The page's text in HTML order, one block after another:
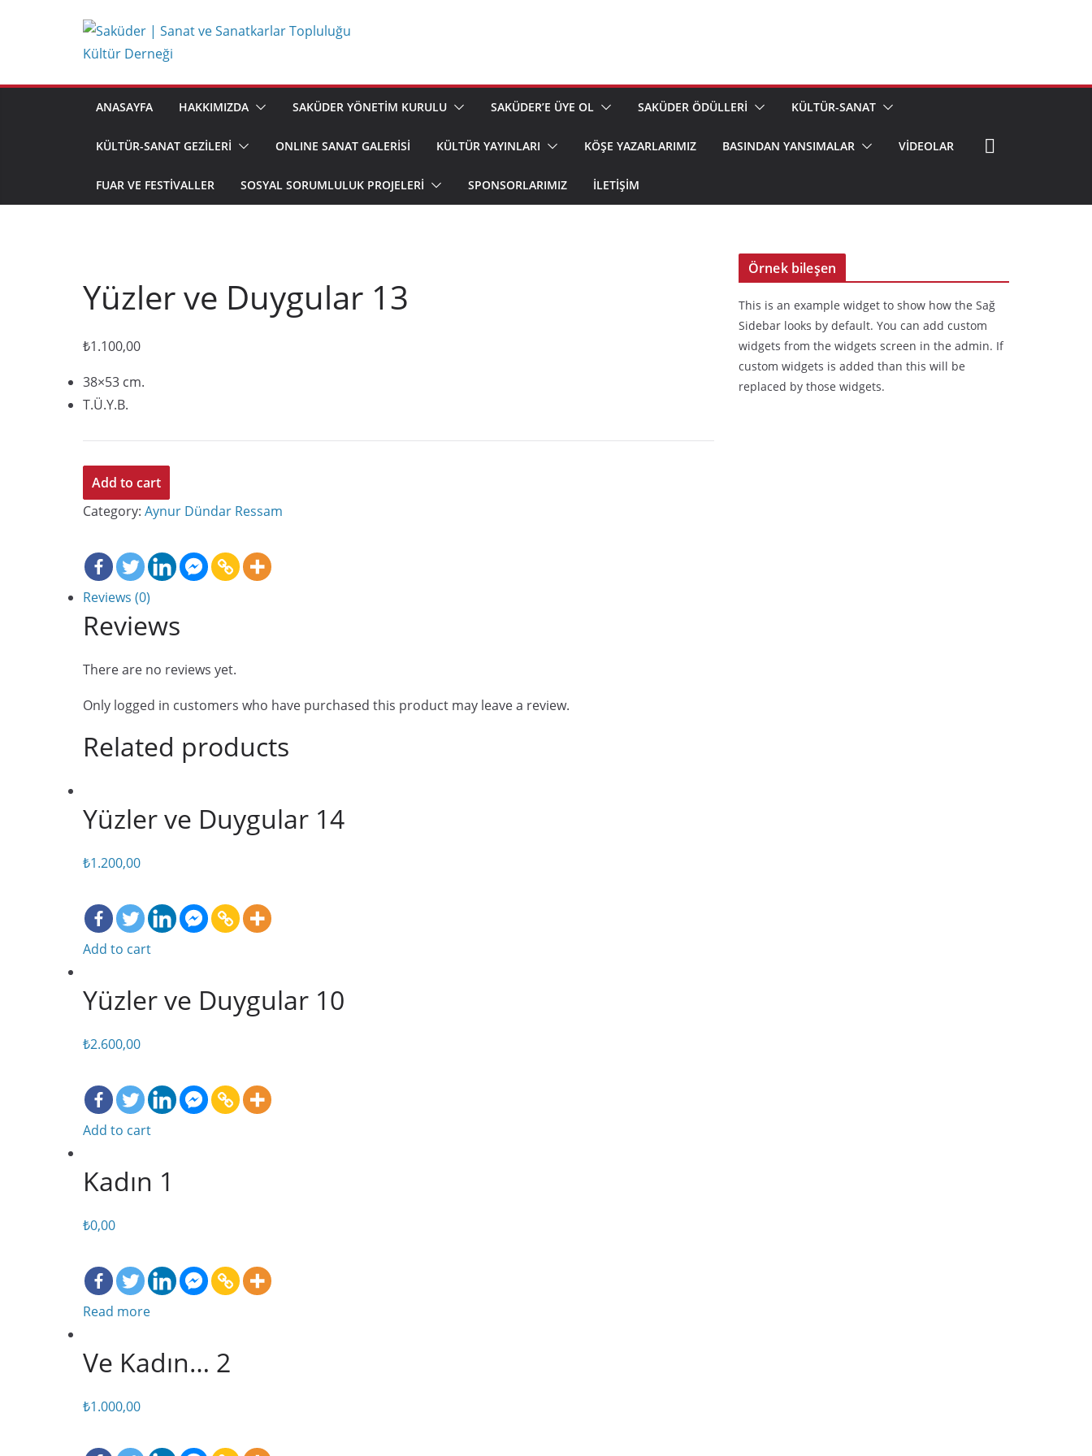
ANASAYFA HAKKIMIZDA SAKÜDER YÖNETİM KURULU SAKÜDER’E ÜYE OL SAKÜDER ÖDÜLLERİ KÜLTÜR-SANAT
KÜLTÜR-SANAT GEZİLERİ ONLINE SANAT GALERİSİ KÜLTÜR YAYINLARI KÖŞE YAZARLARIMIZ BASINDAN YANSIMALAR VIDEOLAR
FUAR VE FESTIVALLER SOSYAL SORUMLULUK PROJELERİ SPONSORLARIMIZ İLETIŞIM
Yüzler ve Duygular 13
₺1.100,00
38×53 cm.
T.Ü.Y.B.
Yüzler
ve
Duygular
quantity
Add to cart
Category: Aynur Dündar Ressam
Reviews (0)
Reviews
There are no reviews yet.
Only logged in customers who have purchased this product may leave a review.
Related products
Yüzler ve Duygular 14
₺1.200,00
Add to cart
Yüzler ve Duygular 10
₺2.600,00
Add to cart
Kadın 1
₺0,00
Read more
Ve Kadın… 2
₺1.000,00
Örnek bileşen
This is an example widget to show how the Sağ
Sidebar looks by default. You can add custom
widgets from the widgets screen in the admin. If
custom widgets is added than this will be
replaced by those widgets.